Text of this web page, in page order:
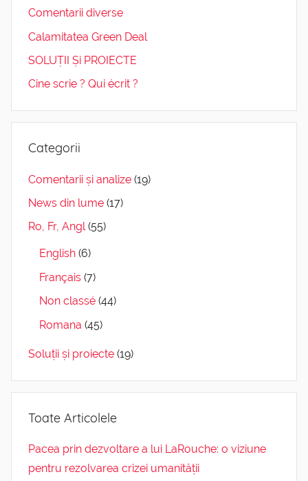
Comentarii diverse
Calamitatea Green Deal
SOLUȚII Și PROIECTE
Cine scrie ? Qui écrit ?
Categorii
Comentarii și analize (19)
News din lume (17)
Ro, Fr, Angl(55)
English (6)
Français (7)
Non classé (44)
Romana (45)
Soluții și proiecte (19)
Toate Articolele
Pacea prin dezvoltare a lui LaRouche: o viziune
pentru rezolvarea crizei umanității